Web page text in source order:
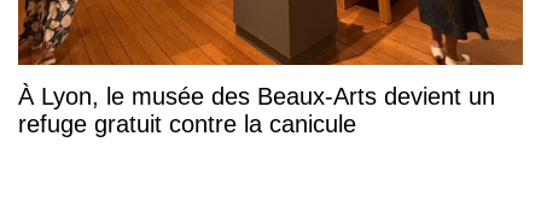
À Lyon, le musée des Beaux-Arts devient un
refuge gratuit contre la canicule